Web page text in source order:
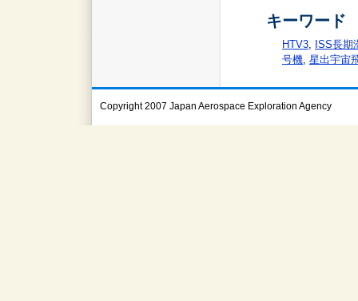
キーワード
HTV3, ISS長期
号機, 星出宇宙
Copyright 2007 Japan Aerospace Exploration Agency